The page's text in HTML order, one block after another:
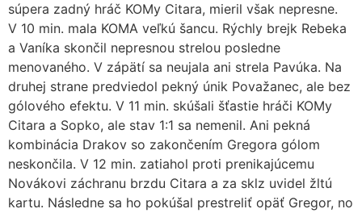
súpera zadný hráč KOMy Citara, mieril však nepresne.
V 10 min. mala KOMA veľkú šancu. Rýchly brejk Rebeka
a Vaníka skončil nepresnou strelou posledne
menovaného. V zápätí sa neujala ani strela Pavúka. Na
druhej strane predviedol pekný únik Považanec, ale bez
gólového efektu. V 11 min. skúšali šťastie hráči KOMy
Citara a Sopko, ale stav 1:1 sa nemenil. Ani pekná
kombinácia Drakov so zakončením Gregora gólom
neskončila. V 12 min. zatiahol proti prenikajúcemu
Novákovi záchranu brzdu Citara a za sklz uvidel žltú
kartu. Následne sa ho pokúšal prestreliť opäť Gregor, no